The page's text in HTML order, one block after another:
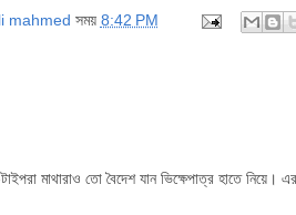
mahmed সময় 8:42 PM
মাথারাও তো বৈদেশ যান ভিক্ষেপাত্র হাতে